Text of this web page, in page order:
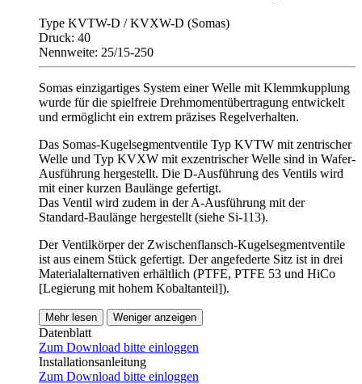
Type KVTW-D / KVXW-D (Somas)
Druck: 40
Nennweite: 25/15-250
Somas einzigartiges System einer Welle mit Klemmkupplung
wurde für die spielfreie Drehmomentübertragung entwickelt
und ermöglicht ein extrem präzises Regelverhalten.
Das Somas-Kugelsegmentventile Typ KVTW mit zentrischer
Welle und Typ KVXW mit exzentrischer Welle sind in Wafer-
Ausführung hergestellt. Die D-Ausführung des Ventils wird
mit einer kurzen Baulänge gefertigt.
Das Ventil wird zudem in der A-Ausführung mit der
Standard-Baulänge hergestellt (siehe Si-113).
Der Ventilkörper der Zwischenflansch-Kugelsegmentventile
ist aus einem Stück gefertigt. Der angefederte Sitz ist in drei
Materialalternativen erhältlich (PTFE, PTFE 53 und HiCo
[Legierung mit hohem Kobaltanteil]).
Mehr lesen Weniger anzeigen
Datenblatt
Zum Download bitte einloggen
Installationsanleitung
Zum Download bitte einloggen